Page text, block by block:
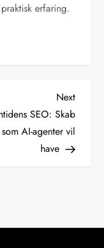
erfaring.
Next
Post
Next
SEO: Skab
AI-agenter vil
have